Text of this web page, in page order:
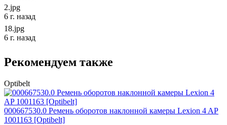
2.jpg
6 г. назад
18.jpg
6 г. назад
Рекомендуем также
Optibelt
000667530.0 Ремень оборотов наклонной камеры Lexion 4 AP
1001163 [Optibelt]